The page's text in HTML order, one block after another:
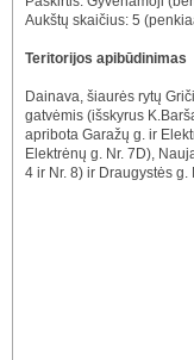
Aukštų skaičius: 5
Teritorijos apibūdinimas
Dainava, šiaurės rytų
gatvėmis (išskyrus
apribota Garažų g. ir
Elektrėnų g. Nr. 7D),
4 ir Nr. 8) ir Draugystės g.